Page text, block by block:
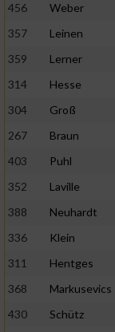
456
Weber
357
Leinen
359
Lerner
314
Hesse
304
Groß
267
Braun
403
Puhl
352
Laville
388
Neuhardt
336
Klein
311
Hentges
368
Markusevics
430
Schütz